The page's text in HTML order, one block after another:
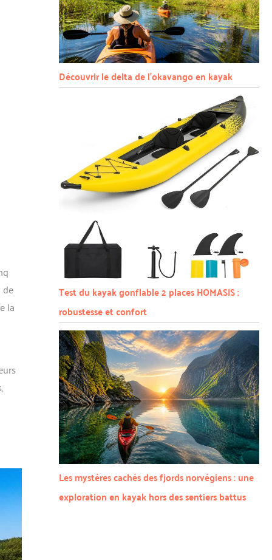
la
Découvrir le delta de l’okavango en kayak
Test du kayak gonflable 2 places HOMASIS :
robustesse et confort
Les mystères cachés des fjords norvégiens : une
exploration en kayak hors des sentiers battus